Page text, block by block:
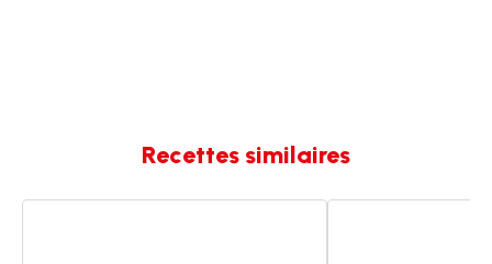
Recettes similaires